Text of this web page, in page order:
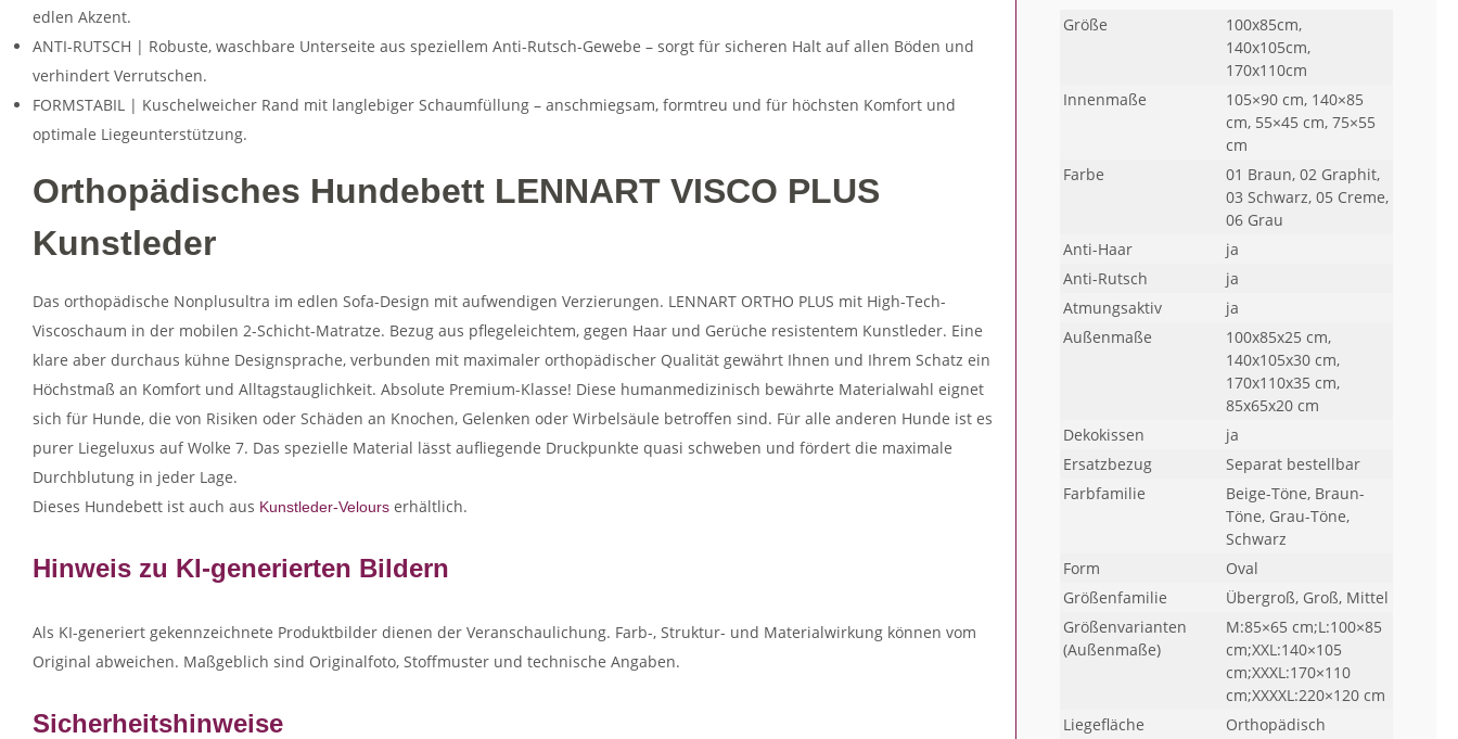
edlen Akzent.
ANTI-RUTSCH | Robuste, waschbare Unterseite aus speziellem Anti-Rutsch-Gewebe – sorgt für sicheren Halt auf allen Böden und
verhindert Verrutschen.
FORMSTABIL | Kuschelweicher Rand mit langlebiger Schaumfüllung – anschmiegsam, formtreu und für höchsten Komfort und
optimale Liegeunterstützung.
Orthopädisches Hundebett LENNART VISCO PLUS
Kunstleder
Das orthopädische Nonplusultra im edlen Sofa-Design mit aufwendigen Verzierungen. LENNART ORTHO PLUS mit High-Tech-
Viscoschaum in der mobilen 2-Schicht-Matratze. Bezug aus pflegeleichtem, gegen Haar und Gerüche resistentem Kunstleder. Eine
klare aber durchaus kühne Designsprache, verbunden mit maximaler orthopädischer Qualität gewährt Ihnen und Ihrem Schatz ein
Höchstmaß an Komfort und Alltagstauglichkeit. Absolute Premium-Klasse! Diese humanmedizinisch bewährte Materialwahl eignet
sich für Hunde, die von Risiken oder Schäden an Knochen, Gelenken oder Wirbelsäule betroffen sind. Für alle anderen Hunde ist es
purer Liegeluxus auf Wolke 7. Das spezielle Material lässt aufliegende Druckpunkte quasi schweben und fördert die maximale
Durchblutung in jeder Lage.
Dieses Hundebett ist auch aus Kunstleder-Velours erhältlich.
Hinweis zu KI-generierten Bildern
Als KI-generiert gekennzeichnete Produktbilder dienen der Veranschaulichung. Farb-, Struktur- und Materialwirkung können vom
Original abweichen. Maßgeblich sind Originalfoto, Stoffmuster und technische Angaben.
Sicherheitshinweise
Größe
100x85cm,
140x105cm,
170x110cm
Innenmaße
105×90 cm, 140×85
cm, 55×45 cm, 75×55
cm
Farbe
01 Braun, 02 Graphit,
03 Schwarz, 05 Creme,
06 Grau
Anti-Haar
ja
Anti-Rutsch
ja
Atmungsaktiv
ja
Außenmaße
100x85x25 cm,
140x105x30 cm,
170x110x35 cm,
85x65x20 cm
Dekokissen
ja
Ersatzbezug
Separat bestellbar
Farbfamilie
Beige-Töne, Braun-
Töne, Grau-Töne,
Schwarz
Form
Oval
Größenfamilie
Übergroß, Groß, Mittel
Größenvarianten
(Außenmaße)
M:85×65 cm;L:100×85
cm;XXL:140×105
cm;XXXL:170×110
cm;XXXXL:220×120 cm
Liegefläche
Orthopädisch